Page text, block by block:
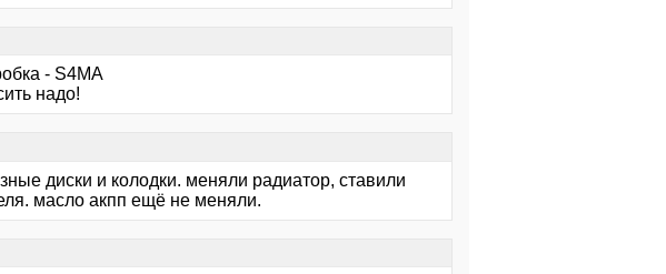
- S4MA
надо!
диски и колодки. меняли радиатор, ставили
масло акпп ещё не меняли.